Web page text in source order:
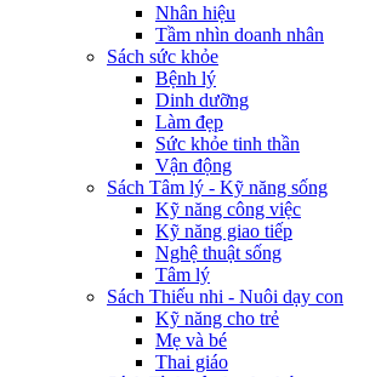
Nhân hiệu
Tầm nhìn doanh nhân
Sách sức khỏe
Bệnh lý
Dinh dưỡng
Làm đẹp
Sức khỏe tinh thần
Vận động
Sách Tâm lý - Kỹ năng sống
Kỹ năng công việc
Kỹ năng giao tiếp
Nghệ thuật sống
Tâm lý
Sách Thiếu nhi - Nuôi dạy con
Kỹ năng cho trẻ
Mẹ và bé
Thai giáo